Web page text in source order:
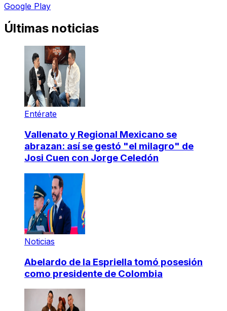
Google Play
Últimas noticias
Entérate
Vallenato y Regional Mexicano se
abrazan: así se gestó "el milagro" de
Josi Cuen con Jorge Celedón
Noticias
Abelardo de la Espriella tomó posesión
como presidente de Colombia